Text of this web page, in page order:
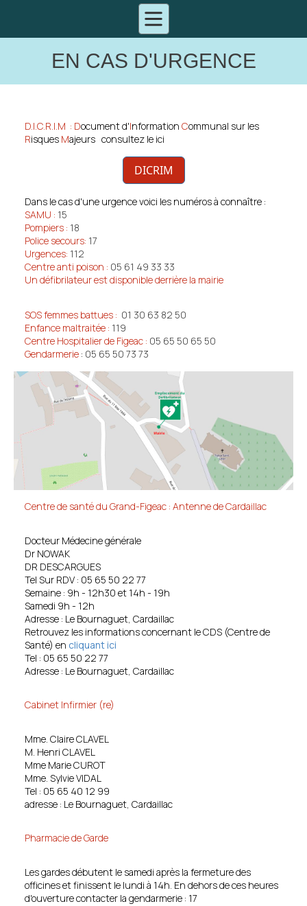
EN CAS D'URGENCE
D.I.C.R.I.M : Document d'Information Communal sur les
Risques Majeurs consultez le ici
DICRIM
Dans le cas d'une urgence voici les numéros à connaître :
SAMU : 15
Pompiers : 18
Police secours: 17
Urgences: 112
Centre anti poison : 05 61 49 33 33
Un défibrilateur est disponible derrière la mairie
SOS femmes battues : 01 30 63 82 50
Enfance maltraitée : 119
Centre Hospitalier de Figeac : 05 65 50 65 50
Gendarmerie : 05 65 50 73 73
Centre de santé du Grand-Figeac : Antenne de Cardaillac
Docteur Médecine générale
Dr NOWAK
DR DESCARGUES
Tel Sur RDV : 05 65 50 22 77
Semaine : 9h - 12h30 et 14h - 19h
Samedi 9h - 12h
Adresse : Le Bournaguet, Cardaillac
Retrouvez les informations concernant le CDS (Centre de
Santé) en cliquant ici
Tel : 05 65 50 22 77
Adresse : Le Bournaguet, Cardaillac
Cabinet Infirmier (re)
Mme. Claire CLAVEL
M. Henri CLAVEL
Mme Marie CUROT
Mme. Sylvie VIDAL
Tel : 05 65 40 12 99
adresse : Le Bournaguet, Cardaillac
Pharmacie de Garde
Les gardes débutent le samedi après la fermeture des
officines et finissent le lundi à 14h. En dehors de ces heures
d'ouverture contacter la gendarmerie : 17